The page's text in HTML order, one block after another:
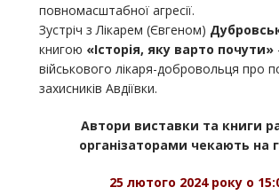
повномасштабної агресії.
Зустріч з Лікарем (Євгеном)
книгою «Історія, яку варто почути»
військового лікаря-добровольця про
захисників Авдіївки.
Автори виставки та книги
організаторами чекають на
25 лютого 2024 року о